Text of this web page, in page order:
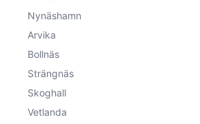
Nynäshamn
Arvika
Bollnäs
Strängnäs
Skoghall
Vetlanda